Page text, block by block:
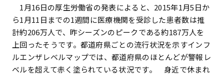
1月16日の厚生労働省の発表によると、2015年1月5日か
ら1月11日までの1週間に医療機関を受診した患者数は推
計約206万人で、昨シーズンのピークである約187万人を
上回ったそうです。都道府県ごとの流行状況を示すインフ
ルエンザレベルマップでは、都道府県のほとんどが警報レ
ベルを超えて赤く塗られている状況です。 身近で休まれ